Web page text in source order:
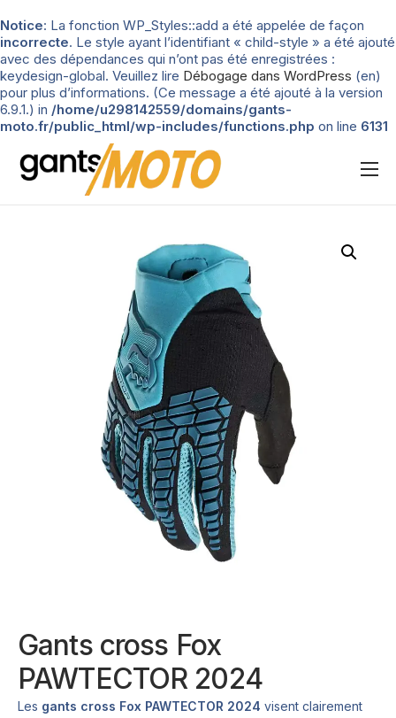
Notice: La fonction WP_Styles::add a été appelée de façon
incorrecte. Le style ayant l’identifiant « child-style » a été ajouté
avec des dépendances qui n’ont pas été enregistrées :
keydesign-global. Veuillez lire Débogage dans WordPress (en)
pour plus d’informations. (Ce message a été ajouté à la version
6.9.1.) in /home/u298142559/domains/gants-
moto.fr/public_html/wp-includes/functions.php on line 6131
Nos tests
Gants cross Fox
PAWTECTOR 2024
Les gants cross Fox PAWTECTOR 2024 visent clairement